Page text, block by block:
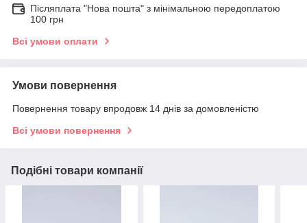
Післяплата "Нова пошта" з мінімальною передоплатою
100 грн
Всі умови оплати
Умови повернення
Повернення товару впродовж 14 днів за домовленістю
Всі умови повернення
Подібні товари компанії